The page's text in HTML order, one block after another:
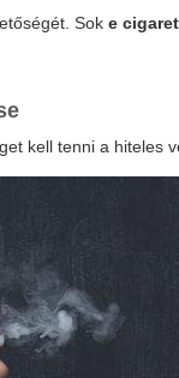
Soke
kell tenni a